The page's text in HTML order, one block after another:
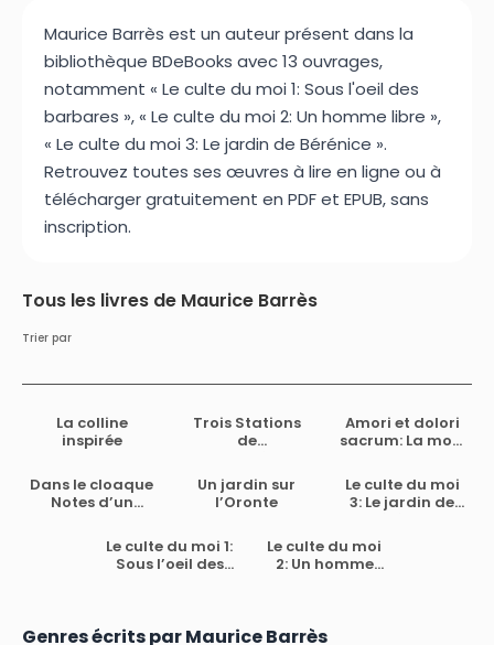
Maurice Barrès est un auteur présent dans la
bibliothèque BDeBooks avec 13 ouvrages,
notamment « Le culte du moi 1: Sous l'oeil des
barbares », « Le culte du moi 2: Un homme libre »,
« Le culte du moi 3: Le jardin de Bérénice ».
Retrouvez toutes ses œuvres à lire en ligne ou à
télécharger gratuitement en PDF et EPUB, sans
inscription.
Tous les livres de Maurice Barrès
Trier par
La colline
inspirée
Trois Stations
de
Amori et dolori
sacrum: La mort
Dans le cloaque
Notes d’un
Commission
d’enquête sur
l’affaire
Un jardin sur
l’Oronte
Le culte du moi
3: Le jardin de
Le culte du moi 1:
Sous l’oeil des
Le culte du moi
2: Un homme
Genres écrits par Maurice Barrès